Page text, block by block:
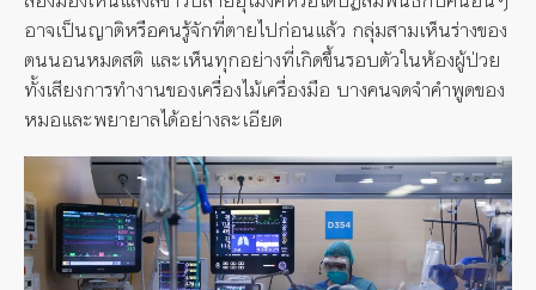
อาจเป็นญาติหรือคนรู้จักที่ตายไปก่อนแล้ว กลุ่มสามเห็นร่างของ
ตนนอนหมดสติ และเห็นทุกอย่างที่เกิดขึ้นรอบตัวในห้องผู้ป่วย
ทั้งเสียงการทำงานของเครื่องไม้เครื่องมือ บางคนจดจำคำพูดของ
หมอและพยายาลได้อย่างละเอียด